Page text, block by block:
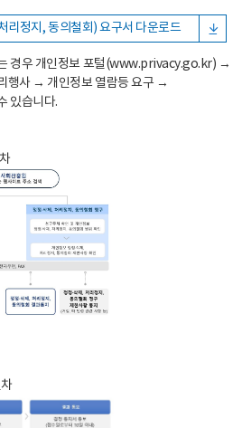
리정지, 동의철회) 요구서 다운로드
경우 개인정보 포털(www.privacy.go.kr) →
행사 → 개인정보 열람등 요구 →
있습니다.